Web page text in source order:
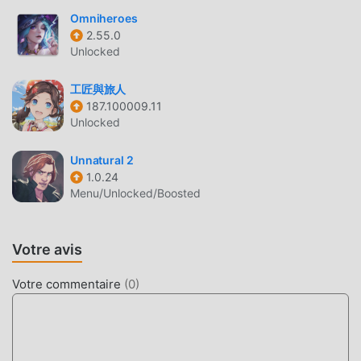
entier qui aiment les jeux rpg. Si vous souhaitez
télécharger ce jeu, en tant que plus grand site de
téléchargement de jeux gratuits mod apk au monde -
moddroid est votre meilleur choix. moddroid vous fournit
non seulement la dernière version de Hero of the Kingdom
1.6.18 gratuitement, mais fournit également N/Amod
répétitive dans le jeu, afin que vous puissiez vous
concentrer profiter de la joie apportée par le jeu lui-même.
moddroid promet que tout mod Hero of the Kingdom ne
client moddroid, vous pouvez télécharger et installer Hero
téléchargez moddroid et jouez !
Omniheroes
2.55.0
Unlocked
工匠與旅人
187.100009.11
Unlocked
Unnatural 2
1.0.24
Menu/Unlocked/Boosted
Votre avis
Votre commentaire (0)